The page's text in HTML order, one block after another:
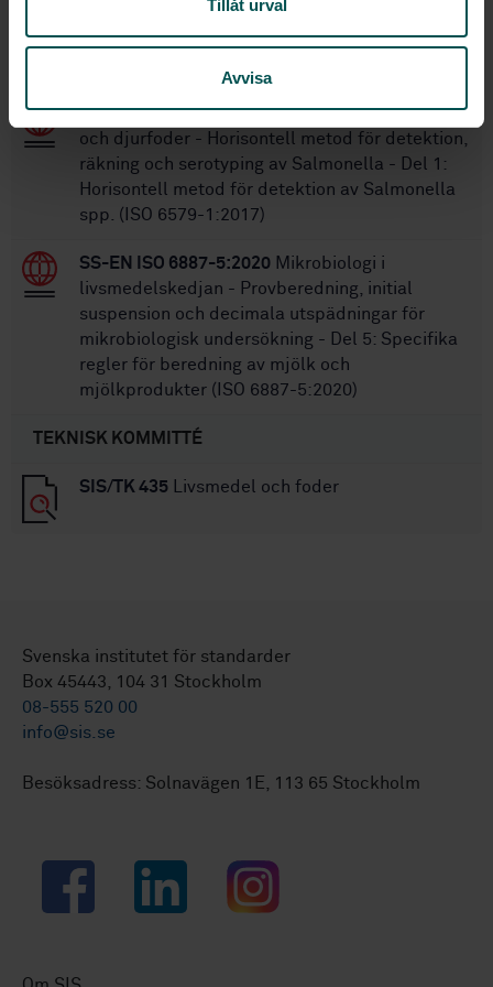
Tillåt urval
Avvisa
livsmedelskedjan – Allmänna krav och
vägledning för mikrobiologiska undersökningar
SS-EN ISO 6579-1:2017Mikrobiologi i livsmedel
och djurfoder - Horisontell metod för detektion,
räkning och serotyping av Salmonella - Del 1:
Horisontell metod för detektion av Salmonella
spp. (ISO 6579-1:2017)
SS-EN ISO 6887-5:2020 Mikrobiologi i
livsmedelskedjan - Provberedning, initial
suspension och decimala utspädningar för
mikrobiologisk undersökning - Del 5: Specifika
regler för beredning av mjölk och
mjölkprodukter (ISO 6887-5:2020)
TEKNISK KOMMITTÉ
SIS/TK 435 Livsmedel och foder
Svenska institutet för standarder
Box 45443, 104 31 Stockholm
08-555 520 00
info@sis.se
Besöksadress: Solnavägen 1E, 113 65 Stockholm
Facebook LinkedIn Instagram